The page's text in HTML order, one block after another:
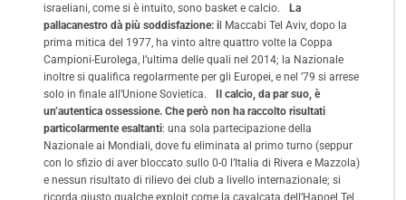
israeliani, come si è intuito, sono basket e calcio. La
pallacanestro dà più soddisfazione: il Maccabi Tel Aviv, dopo la
prima mitica del 1977, ha vinto altre quattro volte la Coppa
Campioni-Eurolega, l’ultima delle quali nel 2014; la Nazionale
inoltre si qualifica regolarmente per gli Europei, e nel ’79 si arrese
solo in finale all’Unione Sovietica. Il calcio, da par suo, è
un’autentica ossessione. Che però non ha raccolto risultati
particolarmente esaltanti: una sola partecipazione della
Nazionale ai Mondiali, dove fu eliminata al primo turno (seppur
con lo sfizio di aver bloccato sullo 0-0 l’Italia di Rivera e Mazzola)
e nessun risultato di rilievo dei club a livello internazionale; si
ricorda giusto qualche exploit come la cavalcata dell’Hapoel Tel